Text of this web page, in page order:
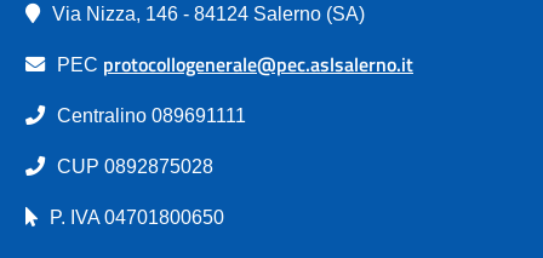
Via Nizza, 146 - 84124 Salerno (SA)
PEC protocollogenerale@pec.aslsalerno.it
Centralino 089691111
CUP 0892875028
P. IVA 04701800650